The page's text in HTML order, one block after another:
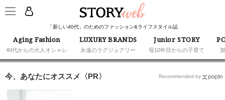
「新しい40代」のためのファッション&ライフスタイル誌
Aging Fashion
40代からの大人オシャレ
LUXURY BRANDS
永遠のラグジュアリー
Junior STORY
母10年目からの子育て
今、あなたにオススメ〈PR〉 Recommended by